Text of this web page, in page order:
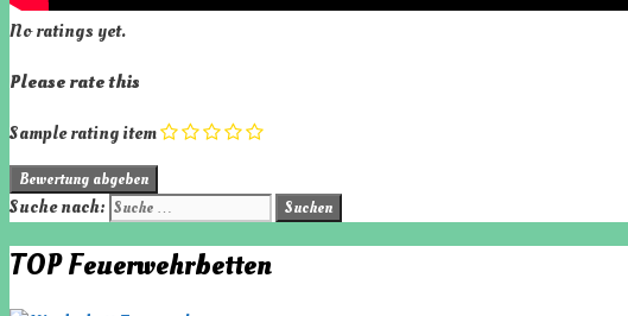
No ratings yet.
Please rate this
Sample rating item
Suche nach:
TOP Feuerwehrbetten